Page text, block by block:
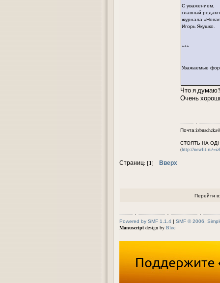
С уважением,
главный
журнала
Игорь Якушко.
***
Уважаемые
Что я думаю?
Очень
СТОЯТЬ НА
(http://newlit.ru/
Страниц: [1] Вверх
Перейти в:
Powered by SMF 1.1.4 | SMF © 2006,
Manuscript design by Bloc